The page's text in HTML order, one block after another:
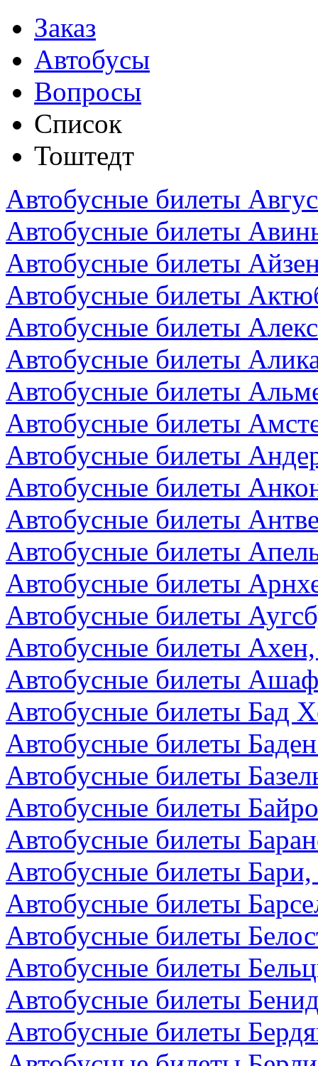
Заказ
Автобусы
Вопросы
Список
Тоштедт
Автобусные билеты
Автобусные билеты
Автобусные билеты
Автобусные билеты
Автобусные билеты
Автобусные билеты
Автобусные билеты
Автобусные билеты
Автобусные билеты
Автобусные билеты
Автобусные билеты
Автобусные билеты
Автобусные билеты
Автобусные билеты
Автобусные билеты
Автобусные билеты
Автобусные билеты Бад
Автобусные билеты
Автобусные билеты
Автобусные билеты
Автобусные билеты
Автобусные билеты
Автобусные билеты
Автобусные билеты
Автобусные билеты
Автобусные билеты
Автобусные билеты